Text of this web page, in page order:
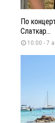
По
Слаткар...
10:00 - 7